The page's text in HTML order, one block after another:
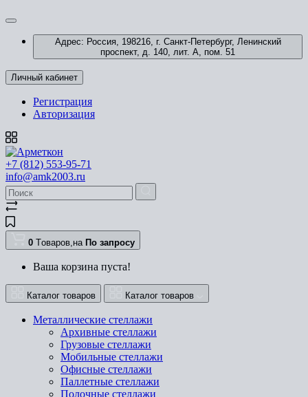
Адрес: Россия, 198216, г. Санкт-Петербург, Ленинский
проспект, д. 140, лит. А, пом. 51
Личный кабинет
Регистрация
Авторизация
+7 (812) 553-95-71
info@amk2003.ru
0 Tоваров,на По запросу
Ваша корзина пуста!
Каталог товаров Каталог товаров
Металлические стеллажи
Архивные стеллажи
Грузовые стеллажи
Мобильные стеллажи
Офисные стеллажи
Паллетные стеллажи
Полочные стеллажи